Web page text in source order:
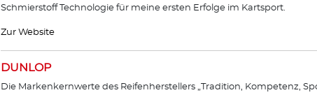
Schmierstoff Technologie für meine ersten Erfolge im Kartsport.
Zur Website
DUNLOP
Die Markenkernwerte des Reifenherstellers „Tradition, Kompetenz,